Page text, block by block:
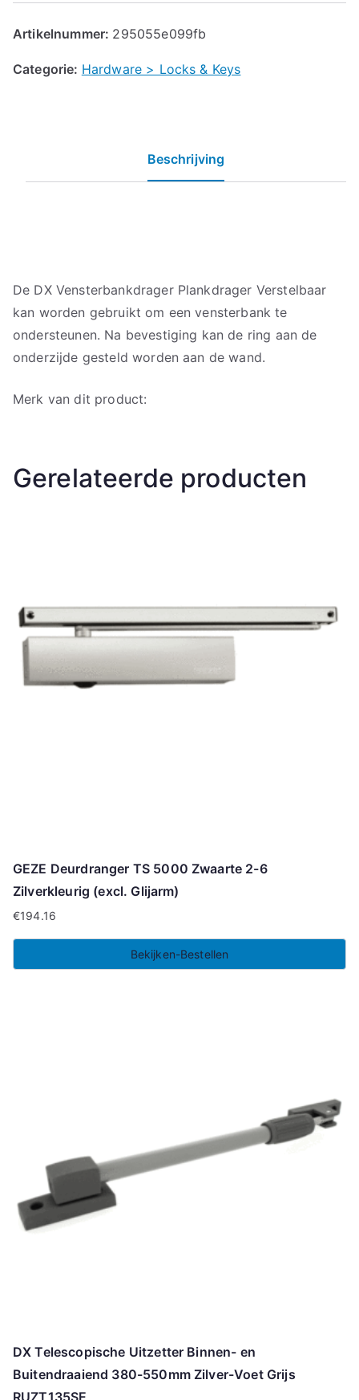
Artikelnummer: 295055e099fb
Categorie: Hardware > Locks & Keys
Beschrijving
De DX Vensterbankdrager Plankdrager Verstelbaar
kan worden gebruikt om een vensterbank te
ondersteunen. Na bevestiging kan de ring aan de
onderzijde gesteld worden aan de wand.
Merk van dit product:
Gerelateerde producten
GEZE Deurdranger TS 5000 Zwaarte 2-6
Zilverkleurig (excl. Glijarm)
€194.16
Bekijken-Bestellen
DX Telescopische Uitzetter Binnen- en
Buitendraaiend 380-550mm Zilver-Voet Grijs
RUZT135SE